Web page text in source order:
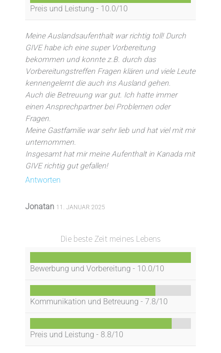
Preis und Leistung - 10.0/10
Meine Auslandsaufenthalt war richtig toll! Durch
GIVE habe ich eine super Vorbereitung
bekommen und konnte z.B. durch das
Vorbereitungstreffen Fragen klären und viele Leute
kennengelernt die auch ins Ausland gehen.
Auch die Betreuung war gut. Ich hatte immer
einen Ansprechpartner bei Problemen oder
Fragen.
Meine Gastfamilie war sehr lieb und hat viel mit mir
unternommen.
Insgesamt hat mir meine Aufenthalt in Kanada mit
GIVE richtig gut gefallen!
Antworten
Jonatan 11. JANUAR 2025
Die beste Zeit meines Lebens
Bewerbung und Vorbereitung - 10.0/10
Kommunikation und Betreuung -7.8/10
Preis und Leistung - 8.8/10